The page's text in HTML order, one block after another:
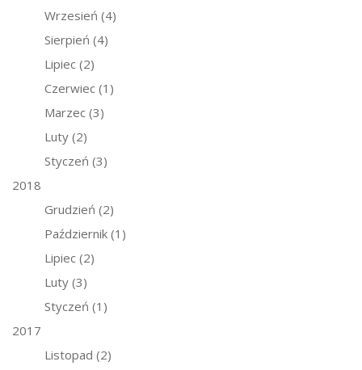
Wrzesień (4)
Sierpień (4)
Lipiec (2)
Czerwiec (1)
Marzec (3)
Luty (2)
Styczeń (3)
2018
Grudzień (2)
Październik (1)
Lipiec (2)
Luty (3)
Styczeń (1)
2017
Listopad (2)